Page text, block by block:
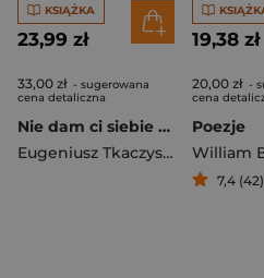
KSIĄŻKA
23,99 zł
33,00 zł - sugerowana
cena detaliczna
Nie dam ci siebie w żadnej postaci
Eugeniusz Tkaczyszyn-Dycki
19,38 zł
20,00 zł -
cena
Poezje
7,4 (42)